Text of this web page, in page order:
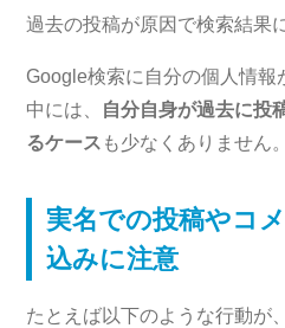
過去の投稿が原因で検索結果
Google検索に自分の個人情
中には、 自分自身が過去に投
るケース も少なくありません。
実名での投稿やコ
込みに注意
たとえば以下のような行動が